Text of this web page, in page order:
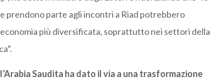
prendono parte agli incontri a Riad potrebbero
più diversificata, soprattutto nei settori della
Saudita ha dato il via a una trasformazione